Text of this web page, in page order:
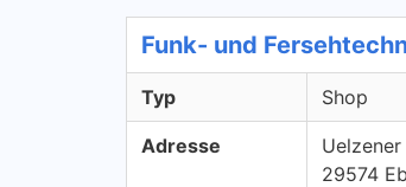
Funk- und
Typ Shop
Adresse
29574